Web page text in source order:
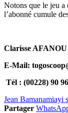
Notons que le jeu
l’abonné cumule
Clarisse AFANOU
E-Mail:
Tél : (00228) 90
Jean Bamanamiayi
Partager